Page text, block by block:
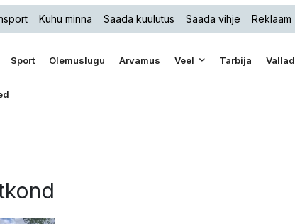
Kuhu minna Saada kuulutus Saada vihje Reklaam
Sport Olemuslugu Arvamus Veel Tarbija Vallad